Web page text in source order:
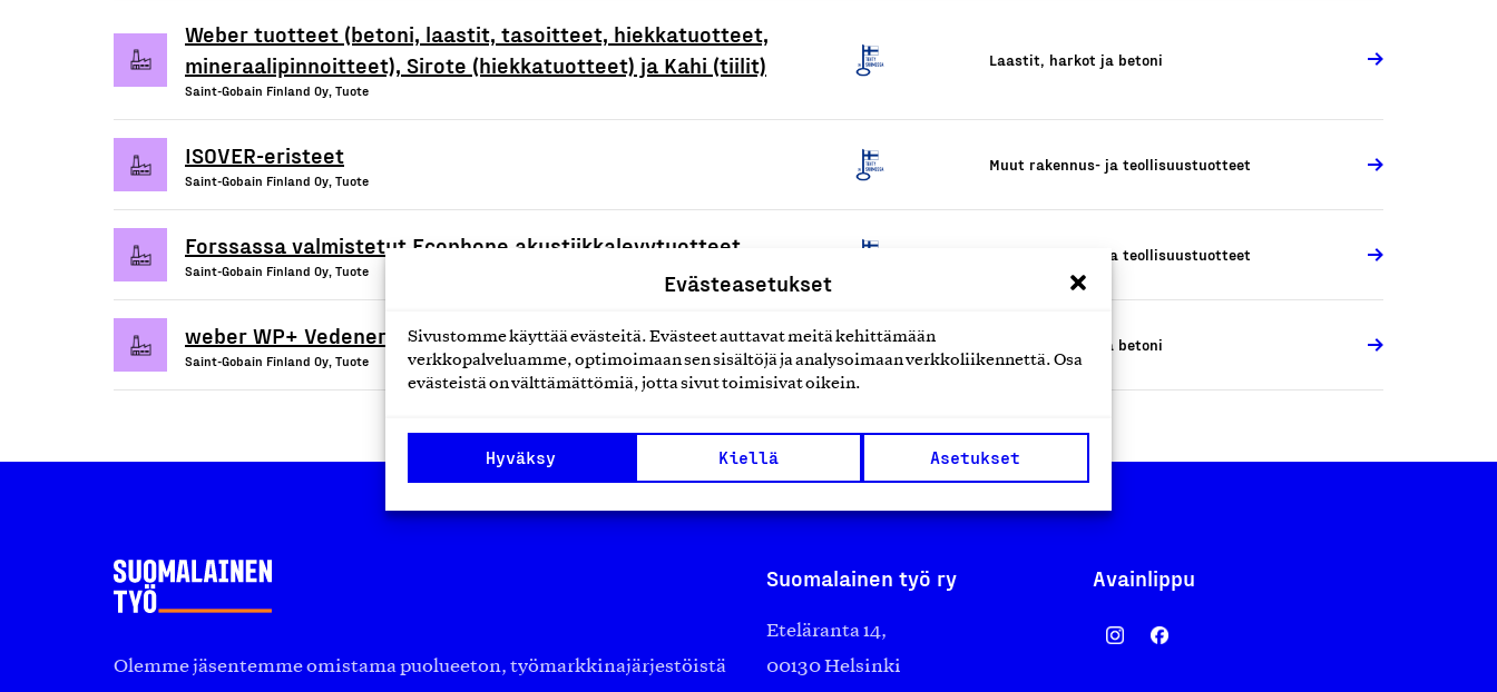
Evästeasetukset
Sivustomme käyttää evästeitä. Evästeet auttavat meitä kehittämään
verkkopalveluamme, optimoimaan sen sisältöjä ja analysoimaan verkkoliikennettä. Osa
evästeistä on välttämättömiä, jotta sivut toimisivat oikein.
Hyväksy Kiellä Asetukset
Weber tuotteet (betoni, laastit, tasoitteet, hiekkatuotteet,
mineraalipinnoitteet), Sirote (hiekkatuotteet) ja Kahi (tiilit)
Saint-Gobain Finland Oy, Tuote
Laastit, harkot ja betoni
ISOVER-eristeet
Saint-Gobain Finland Oy, Tuote
Muut rakennus- ja teollisuustuotteet
Forssassa valmistetut Ecophone akustiikkalevytuotteet
Saint-Gobain Finland Oy, Tuote
Muut rakennus- ja teollisuustuotteet
weber WP+ Vedeneristysmassa
Saint-Gobain Finland Oy, Tuote
Laastit, harkot ja betoni
Olemme jäsentemme omistama puolueeton, työmarkkinajärjestöistä
Suomalainen työ ry
Eteläranta 14,
00130 Helsinki
Avainlippu